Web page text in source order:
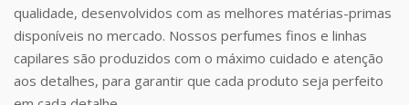
qualidade, desenvolvidos com as melhores matérias-primas
disponíveis no mercado. Nossos perfumes finos e linhas
capilares são produzidos com o máximo cuidado e atenção
aos detalhes, para garantir que cada produto seja perfeito